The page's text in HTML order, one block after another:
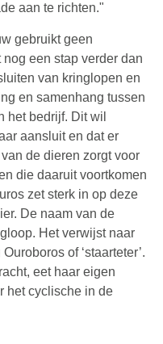
aan te richten."
gebruikt geen
een stap verder dan
van kringlopen en
en samenhang tussen
het bedrijf. Dit wil
aansluit en dat er
de dieren zorgt voor
die daaruit voortkomen
zet sterk in op deze
De naam van de
Het verwijst naar
of ‘staarteter’.
eet haar eigen
het cyclische in de